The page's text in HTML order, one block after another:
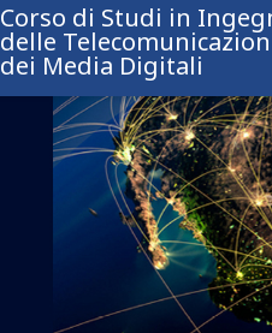
Corso di Studi in
delle
dei Media Digitali